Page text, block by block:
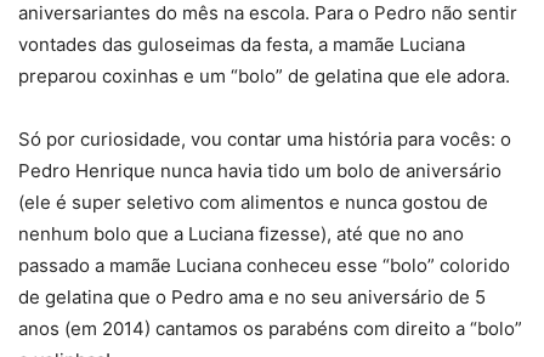
aniversariantes do mês na escola. Para o Pedro não sentir
vontades das guloseimas da festa, a mamãe Luciana
preparou coxinhas e um “bolo” de gelatina que ele adora.
Só por curiosidade, vou contar uma história para vocês: o
Pedro Henrique nunca havia tido um bolo de aniversário
(ele é super seletivo com alimentos e nunca gostou de
nenhum bolo que a Luciana fizesse), até que no ano
passado a mamãe Luciana conheceu esse “bolo” colorido
de gelatina que o Pedro ama e no seu aniversário de 5
anos (em 2014) cantamos os parabéns com direito a “bolo”